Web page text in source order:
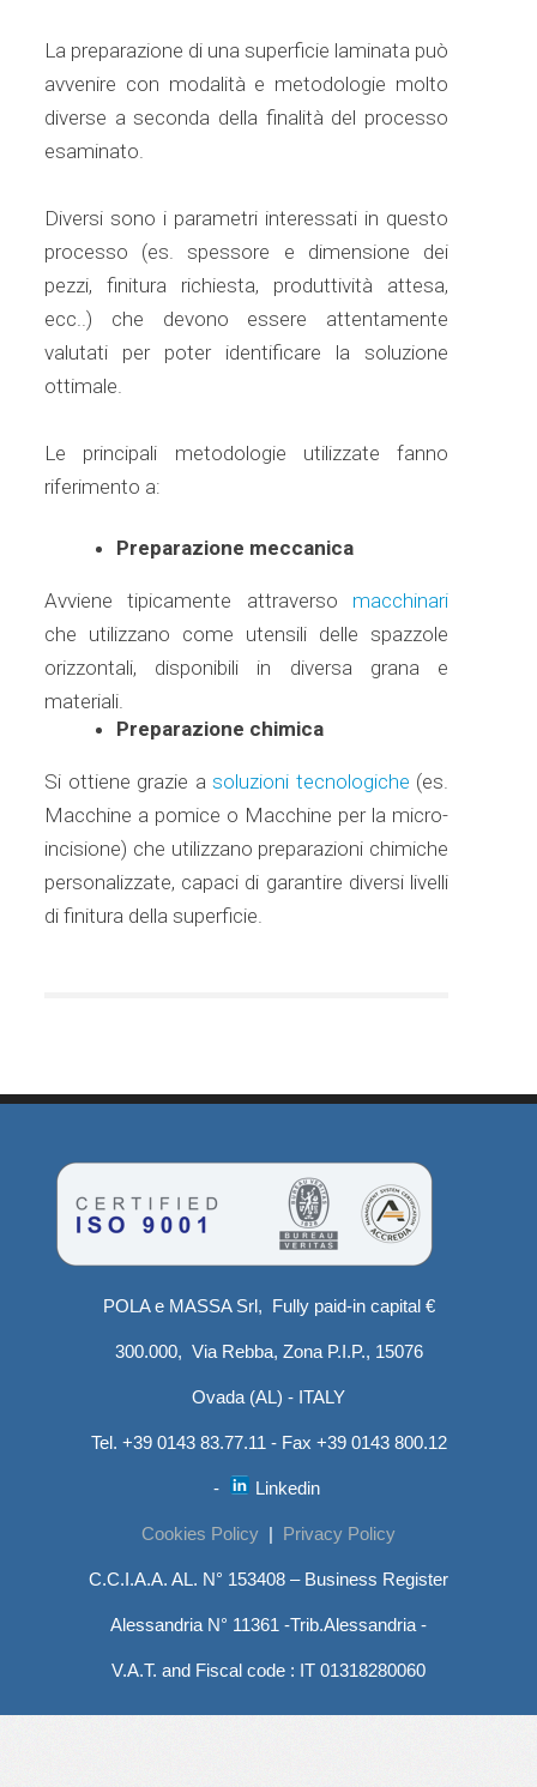
La preparazione di una superficie laminata può
avvenire con modalità e metodologie molto
diverse a seconda della finalità del processo
esaminato.
Diversi sono i parametri interessati in questo
processo (es. spessore e dimensione dei
pezzi, finitura richiesta, produttività attesa,
ecc..) che devono essere attentamente
valutati per poter identificare la soluzione
ottimale.
Le principali metodologie utilizzate fanno
riferimento a:
Preparazione meccanica
Avviene tipicamente attraverso macchinari
che utilizzano come utensili delle spazzole
orizzontali, disponibili in diversa grana e
materiali.
Preparazione chimica
Si ottiene grazie a soluzioni tecnologiche (es.
Macchine a pomice o Macchine per la micro-
incisione) che utilizzano preparazioni chimiche
personalizzate, capaci di garantire diversi livelli
di finitura della superficie.
POLA e MASSA Srl, Fully paid-in capital €
300.000, Via Rebba, Zona P.I.P., 15076
Ovada (AL) - ITALY
Tel. +39 0143 83.77.11 - Fax +39 0143 800.12
- Linkedin
Cookies Policy | Privacy Policy
C.C.I.A.A. AL. N° 153408 – Business Register
Alessandria N° 11361 -Trib.Alessandria -
V.A.T. and Fiscal code : IT 01318280060